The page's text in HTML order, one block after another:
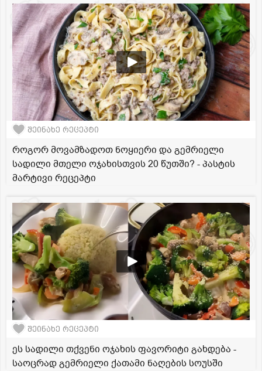
შეინახე რეცეპტი
როგორ მოვამზადოთ ნოყიერი და გემრიელი
სადილი მთელი ოჯახისთვის 20 წუთში? - პასტის
მარტივი რეცეპტი
შეინახე რეცეპტი
ეს სადილი თქვენი ოჯახის ფავორიტი გახდება -
საოცრად გემრიელი ქათამი ნაღების სოუსში